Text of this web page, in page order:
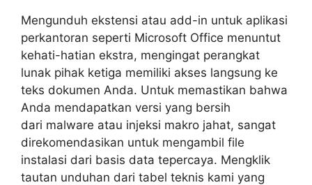
Mengunduh ekstensi atau add-in untuk aplikasi
perkantoran seperti Microsoft Office menuntut
kehati-hatian ekstra, mengingat perangkat
lunak pihak ketiga memiliki akses langsung ke
teks dokumen Anda. Untuk memastikan bahwa
Anda mendapatkan versi yang bersih
dari malware atau injeksi makro jahat, sangat
direkomendasikan untuk mengambil file
instalasi dari basis data tepercaya. Mengklik
tautan unduhan dari tabel teknis kami yang